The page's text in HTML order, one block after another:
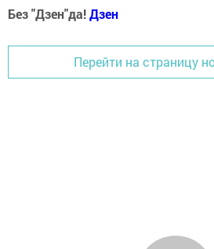
Без "Дзен"да!Дзен
Перейти на страницу